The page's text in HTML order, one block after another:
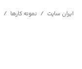
ایران سایت / نمونه کارها /